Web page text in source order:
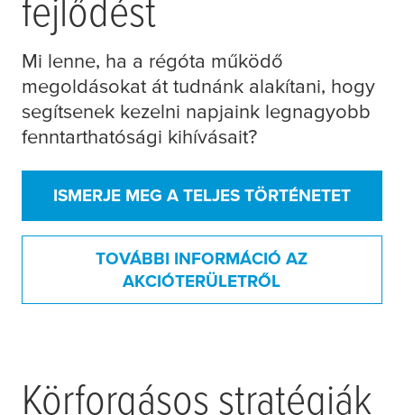
fejlődést
Mi lenne, ha a régóta működő
megoldásokat át tudnánk alakítani, hogy
segítsenek kezelni napjaink legnagyobb
fenntarthatósági kihívásait?
ISMERJE MEG A TELJES TÖRTÉNETET
TOVÁBBI INFORMÁCIÓ AZ
AKCIÓTERÜLETRŐL
Körforgásos stratégiák